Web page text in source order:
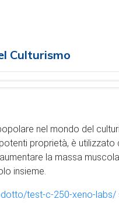
Culturismo
nel mondo del
proprietà, è
la massa
insieme.
test-c-250-xeno-labs/